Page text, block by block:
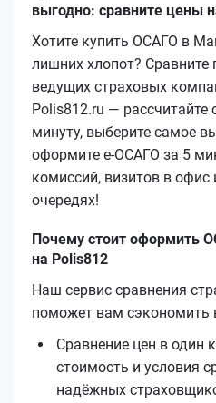
выгодно: сравните цены
Хотите купить ОСАГО в
лишних хлопот? Сравните
ведущих страховых
Polis812.ru — рассчитайте
минуту, выберите самое
оформите е‑ОСАГО за 5
комиссий, визитов в
очередях!
Почему стоит оформить
на Polis812
Наш сервис сравнения
поможет вам сэкономить
Сравнение цен в один
стоимость и условия
надёжных